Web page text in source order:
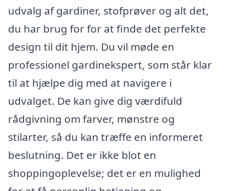
udvalg af gardiner, stofprøver og alt det,
du har brug for for at finde det perfekte
design til dit hjem. Du vil møde en
professionel gardinekspert, som står klar
til at hjælpe dig med at navigere i
udvalget. De kan give dig værdifuld
rådgivning om farver, mønstre og
stilarter, så du kan træffe en informeret
beslutning. Det er ikke blot en
shoppingoplevelse; det er en mulighed